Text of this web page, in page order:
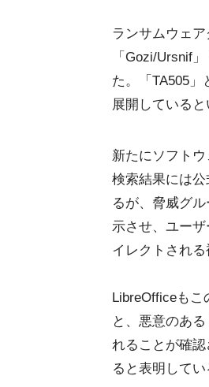
ランサムウェア
「Gozi/Ursnif
た。「TA505
展開していると
新たにソフト
検索結果には
るが、脅威グ
示させ、ユー
イレクトされ
LibreOfficeもこ
と、悪意のあ
れることが確
ると表明してい